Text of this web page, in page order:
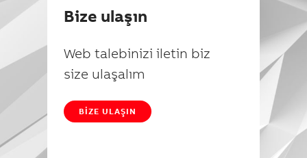
Bize ulaşın
Web talebinizi iletin biz
size ulaşalım
BIZE ULAŞIN